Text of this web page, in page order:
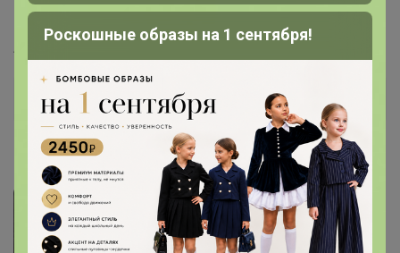
машинная стирка
479192, 482666 чехол
Дополнительная информация
Фотографии покупателей 1
Роскошные образы на 1 сентября!